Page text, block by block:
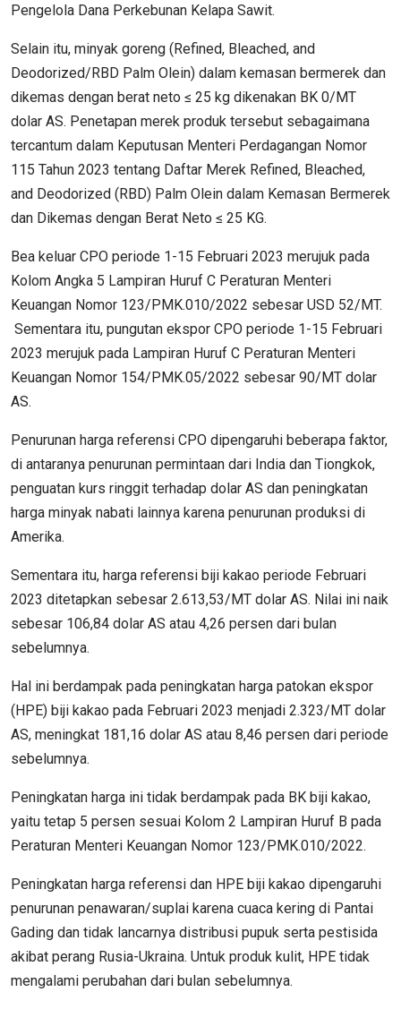
Pengelola Dana Perkebunan Kelapa Sawit.
Selain itu, minyak goreng (Refined, Bleached, and
Deodorized/RBD Palm Olein) dalam kemasan bermerek dan
dikemas dengan berat neto ≤ 25 kg dikenakan BK 0/MT
dolar AS. Penetapan merek produk tersebut sebagaimana
tercantum dalam Keputusan Menteri Perdagangan Nomor
115 Tahun 2023 tentang Daftar Merek Refined, Bleached,
and Deodorized (RBD) Palm Olein dalam Kemasan Bermerek
dan Dikemas dengan Berat Neto ≤ 25 KG.
Bea keluar CPO periode 1-15 Februari 2023 merujuk pada
Kolom Angka 5 Lampiran Huruf C Peraturan Menteri
Keuangan Nomor 123/PMK.010/2022 sebesar USD 52/MT.
Sementara itu, pungutan ekspor CPO periode 1-15 Februari
2023 merujuk pada Lampiran Huruf C Peraturan Menteri
Keuangan Nomor 154/PMK.05/2022 sebesar 90/MT dolar
AS.
Penurunan harga referensi CPO dipengaruhi beberapa faktor,
di antaranya penurunan permintaan dari India dan Tiongkok,
penguatan kurs ringgit terhadap dolar AS dan peningkatan
harga minyak nabati lainnya karena penurunan produksi di
Amerika.
Sementara itu, harga referensi biji kakao periode Februari
2023 ditetapkan sebesar 2.613,53/MT dolar AS. Nilai ini naik
sebesar 106,84 dolar AS atau 4,26 persen dari bulan
sebelumnya.
Hal ini berdampak pada peningkatan harga patokan ekspor
(HPE) biji kakao pada Februari 2023 menjadi 2.323/MT dolar
AS, meningkat 181,16 dolar AS atau 8,46 persen dari periode
sebelumnya.
Peningkatan harga ini tidak berdampak pada BK biji kakao,
yaitu tetap 5 persen sesuai Kolom 2 Lampiran Huruf B pada
Peraturan Menteri Keuangan Nomor 123/PMK.010/2022.
Peningkatan harga referensi dan HPE biji kakao dipengaruhi
penurunan penawaran/suplai karena cuaca kering di Pantai
Gading dan tidak lancarnya distribusi pupuk serta pestisida
akibat perang Rusia-Ukraina. Untuk produk kulit, HPE tidak
mengalami perubahan dari bulan sebelumnya.